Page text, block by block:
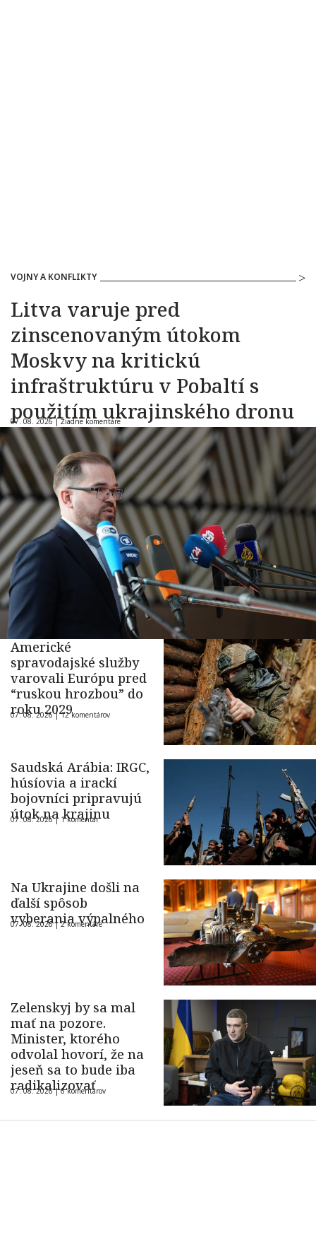
VOJNY A KONFLIKTY
Litva varuje pred
zinscenovaným útokom
Moskvy na kritickú
infraštruktúru v Pobaltí s
použitím ukrajinského dronu
07. 08. 2026 |Žiadne komentáre
Americké
spravodajské služby
varovali Európu pred
“ruskou hrozbou” do
roku 2029
07. 08. 2026 |12 komentárov
Saudská Arábia: IRGC,
húsíovia a irackí
bojovníci pripravujú
útok na krajinu
07. 08. 2026 | 1 komentár
Na Ukrajine došli na
ďalší spôsob
vyberania výpalného
07. 08. 2026 |2 komentáre
Zelenskyj by sa mal
mať na pozore.
Minister, ktorého
odvolal hovorí, že na
jeseň sa to bude iba
radikalizovať
07. 08. 2026 |6 komentárov